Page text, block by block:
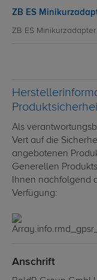
ZB ES
ZB ES Minikurzadapter
Als
Vert auf die
angebotenen
Generellen
Ihnen nachfolgend
Verfügung:
Anschrift